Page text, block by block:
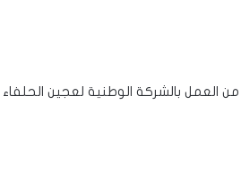
اليوم الخميس 12 ماي 2022، أنه تم طرده من العمل بالشركة الوطنية لعجين الحلفاء